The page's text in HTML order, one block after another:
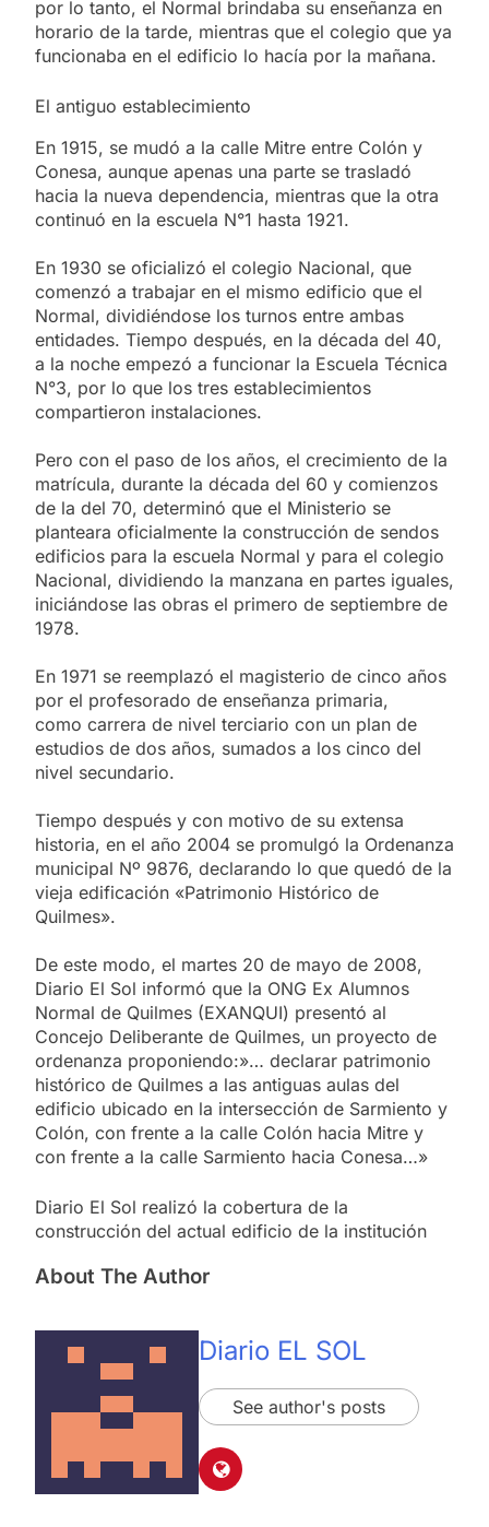
por lo tanto, el Normal brindaba su enseñanza en
horario de la tarde, mientras que el colegio que ya
funcionaba en el edificio lo hacía por la mañana.
El antiguo establecimiento
En 1915, se mudó a la calle Mitre entre Colón y
Conesa, aunque apenas una parte se trasladó
hacia la nueva dependencia, mientras que la otra
continuó en la escuela N°1 hasta 1921.
En 1930 se oficializó el colegio Nacional, que
comenzó a trabajar en el mismo edificio que el
Normal, dividiéndose los turnos entre ambas
entidades. Tiempo después, en la década del 40,
a la noche empezó a funcionar la Escuela Técnica
N°3, por lo que los tres establecimientos
compartieron instalaciones.
Pero con el paso de los años, el crecimiento de la
matrícula, durante la década del 60 y comienzos
de la del 70, determinó que el Ministerio se
planteara oficialmente la construcción de sendos
edificios para la escuela Normal y para el colegio
Nacional, dividiendo la manzana en partes iguales,
iniciándose las obras el primero de septiembre de
1978.
En 1971 se reemplazó el magisterio de cinco años
por el profesorado de enseñanza primaria,
como carrera de nivel terciario con un plan de
estudios de dos años, sumados a los cinco del
nivel secundario.
Tiempo después y con motivo de su extensa
historia, en el año 2004 se promulgó la Ordenanza
municipal Nº 9876, declarando lo que quedó de la
vieja edificación «Patrimonio Histórico de
Quilmes».
De este modo, el martes 20 de mayo de 2008,
Diario El Sol informó que la ONG Ex Alumnos
Normal de Quilmes (EXANQUI) presentó al
Concejo Deliberante de Quilmes, un proyecto de
ordenanza proponiendo:»… declarar patrimonio
histórico de Quilmes a las antiguas aulas del
edificio ubicado en la intersección de Sarmiento y
Colón, con frente a la calle Colón hacia Mitre y
con frente a la calle Sarmiento hacia Conesa…»
Diario El Sol realizó la cobertura de la
construcción del actual edificio de la institución
About The Author
Diario EL SOL
See author's posts